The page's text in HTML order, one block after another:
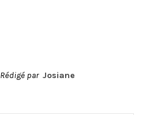
Rédigé par Josiane